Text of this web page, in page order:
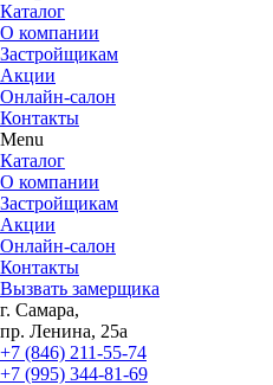
Каталог
О компании
Застройщикам
Акции
Онлайн-салон
Контакты
Menu
Каталог
О компании
Застройщикам
Акции
Онлайн-салон
Контакты
Вызвать замерщика
г. Самара,
пр. Ленина, 25а
+7 (846) 211-55-74
+7 (995) 344-81-69